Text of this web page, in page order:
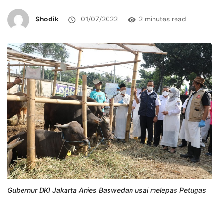
Shodik 01/07/2022 2 minutes read
Gubernur DKI Jakarta Anies Baswedan usai melepas Petugas